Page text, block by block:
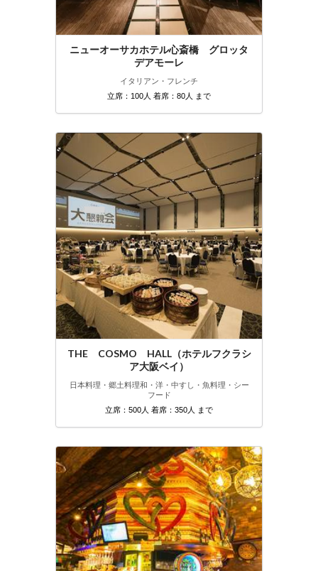
ニューオーサカホテル心斎橋 グロッタ
デアモーレ
イタリアン・フレンチ
立席：100人 着席：80人 まで
THE COSMO HALL（ホテルフクラシ
ア大阪ベイ）
日本料理・郷土料理和・洋・中すし・魚料理・シー
フード
立席：500人 着席：350人 まで